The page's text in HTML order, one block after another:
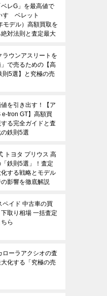
レG」を最高値で
すゞベレット
モデル）高額買取を
対法則と査定最大
ラウンアスリートを
」で売るための【高
則5選】と究極の売
を引き出す！【ア
e-tron GT】高額買
る完全ガイドと査
鉄則5選
トヨタ プリウス 高
鉄則5選」！査定
する戦略とモデル
影響を徹底解説
ペイド 中古車の買
取り相場 一括査定
ら
ローラアクシオの査
化する「究極の売